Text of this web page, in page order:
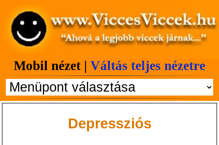
Mobil nézet | Váltás teljes nézetre
Depressziós